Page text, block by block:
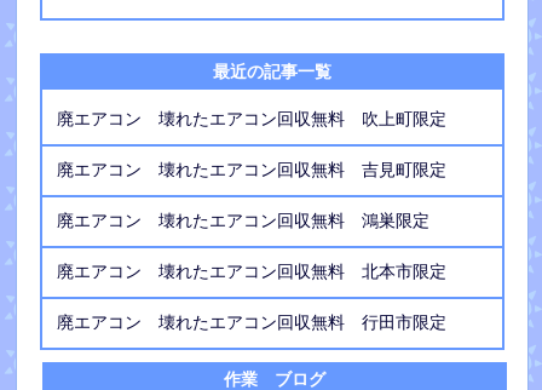
最近の記事一覧
廃エアコン 壊れたエアコン回収無料 吹上町限定
廃エアコン 壊れたエアコン回収無料 吉見町限定
廃エアコン 壊れたエアコン回収無料 鴻巣限定
廃エアコン 壊れたエアコン回収無料 北本市限定
廃エアコン 壊れたエアコン回収無料 行田市限定
作業 ブログ